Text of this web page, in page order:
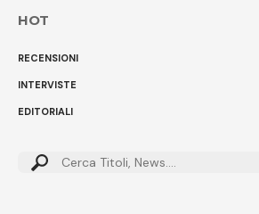
HOT
RECENSIONI
INTERVISTE
EDITORIALI
Cerca: